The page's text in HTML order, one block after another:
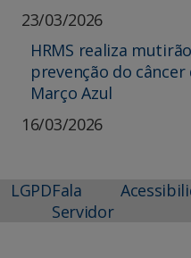
23/03/2026
HRMS realiza
prevenção do
Março Azul
16/03/2026
LGPDFala
Servidor